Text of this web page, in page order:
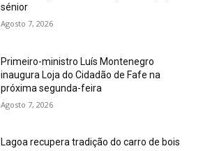
sénior
Agosto 7, 2026
Primeiro-ministro Luís Montenegro
inaugura Loja do Cidadão de Fafe na
próxima segunda-feira
Agosto 7, 2026
Lagoa recupera tradição do carro de bois